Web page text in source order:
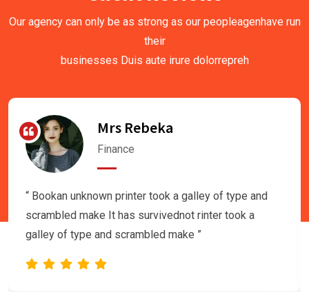
Our agency can only be as strong as our peopleagenhave run
their
businesses Duis aute irure dolorrepreh
Mrs Rebeka
Finance
“ Bookan unknown printer took a galley of type and
scrambled make It has survivednot rinter took a
galley of type and scrambled make ”